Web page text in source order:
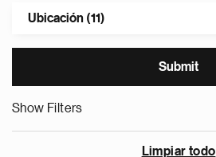
Ubicación (11)
Show Filters
Limpiar todo